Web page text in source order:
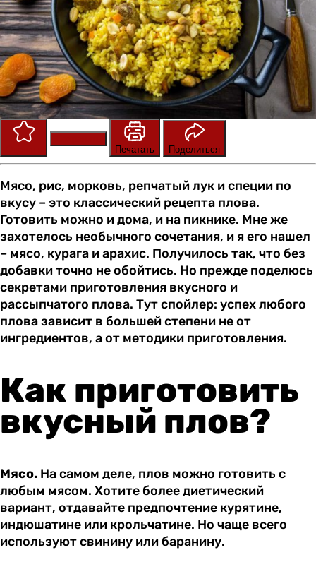
Печатать
Поделиться
Мясо, рис, морковь, репчатый лук и специи по
вкусу – это классический рецепта плова.
Готовить можно и дома, и на пикнике. Мне же
захотелось необычного сочетания, и я его нашел
– мясо, курага и арахис. Получилось так, что без
добавки точно не обойтись. Но прежде поделюсь
секретами приготовления вкусного и
рассыпчатого плова. Тут спойлер: успех любого
плова зависит в большей степени не от
ингредиентов, а от методики приготовления.
Как приготовить
вкусный плов?
Мясо. На самом деле, плов можно готовить с
любым мясом. Хотите более диетический
вариант, отдавайте предпочтение курятине,
индюшатине или крольчатине. Но чаще всего
используют свинину или баранину.